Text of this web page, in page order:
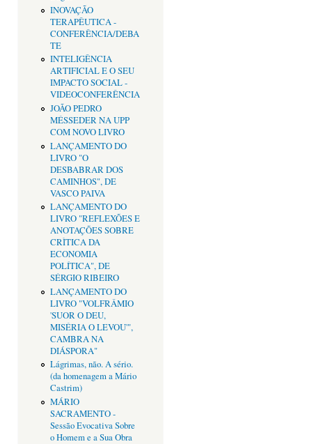
INOVAÇÃO
TERAPÊUTICA -
CONFERÊNCIA/DEBA
TE
INTELIGÊNCIA
ARTIFICIAL E O SEU
IMPACTO SOCIAL -
VIDEOCONFERÊNCIA
JOÃO PEDRO
MÉSSEDER NA UPP
COM NOVO LIVRO
LANÇAMENTO DO
LIVRO "O
DESBABRAR DOS
CAMINHOS", DE
VASCO PAIVA
LANÇAMENTO DO
LIVRO "REFLEXÕES E
ANOTAÇÕES SOBRE
CRÌTICA DA
ECONOMIA
POLÍTICA", DE
SÉRGIO RIBEIRO
LANÇAMENTO DO
LIVRO "VOLFRÂMIO
'SUOR O DEU,
MISÉRIA O LEVOU'",
CAMBRA NA
DIÁSPORA"
Lágrimas, não. A sério.
(da homenagem a Mário
Castrim)
MÁRIO
SACRAMENTO -
Sessão Evocativa Sobre
o Homem e a Sua Obra